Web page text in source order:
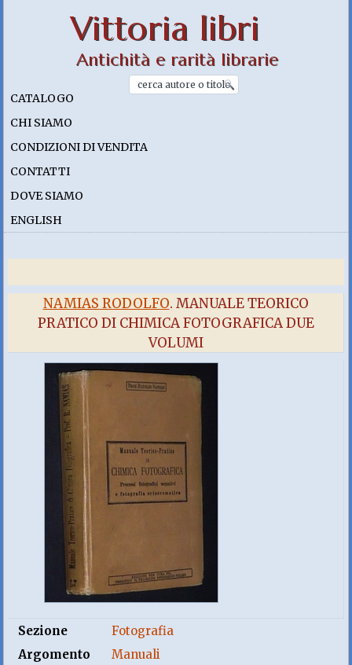
Vittoria libri
Antichità e rarità librarie
CATALOGO
CHI SIAMO
CONDIZIONI DI VENDITA
CONTATTI
DOVE SIAMO
ENGLISH
NAMIAS RODOLFO. MANUALE TEORICO
PRATICO DI CHIMICA FOTOGRAFICA DUE
VOLUMI
Sezione
Fotografia
Argomento
Manuali